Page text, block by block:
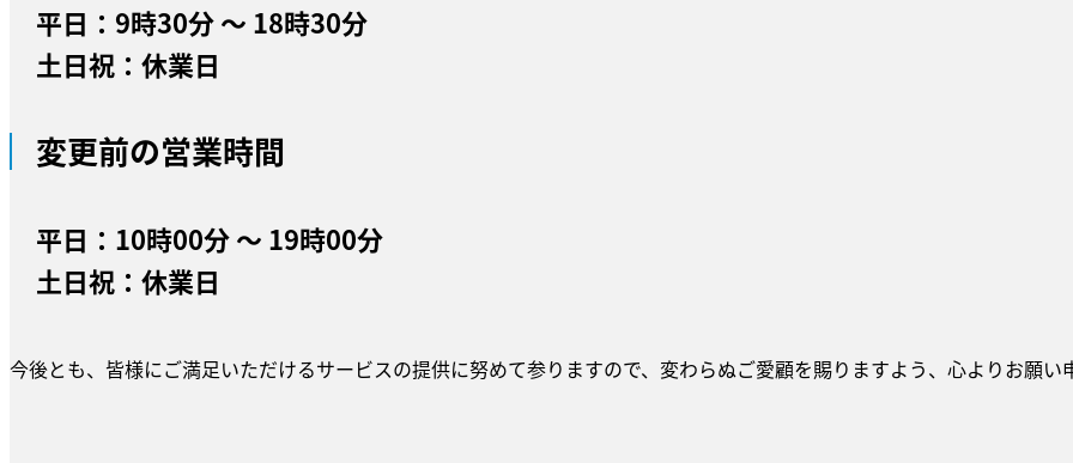
平日：9時30分 ～ 18時30分
土日祝：休業日
変更前の営業時間
平日：10時00分 ～ 19時00分
土日祝：休業日
今後とも、皆様にご満足いただけるサービスの提供に努めて参りますので、変わらぬご愛顧を賜りますよう、心よりお願い